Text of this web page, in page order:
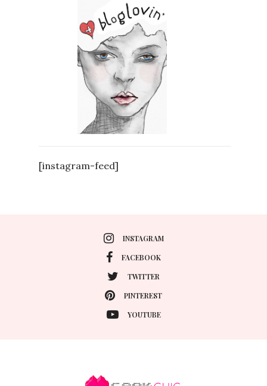
[instagram-feed]
INSTAGRAM
FACEBOOK
TWITTER
PINTEREST
YOUTUBE